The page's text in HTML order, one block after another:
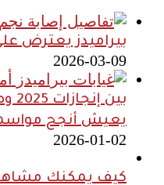
بيراميدز يعترض
2026-03-09
يعيش أنجح
2026-01-02
كيف يمكنك